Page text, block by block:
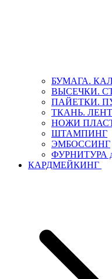
БУМАГА.
ВЫСЕЧКИ.
ПАЙЕТКИ.
ТКАНЬ.
НОЖИ
ШТАМПИНГ
ЭМБОССИНГ
ФУРНИТУРА
КАРДМЕЙКИНГ